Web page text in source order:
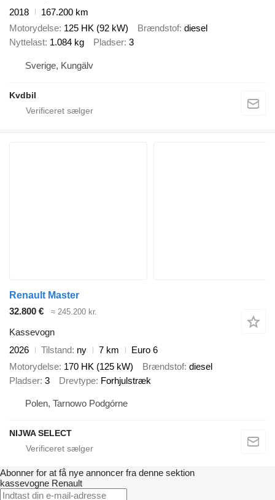
2018
167.200 km
Motorydelse 125 HK (92 kW) Brændstof diesel
Nyttelast 1.084 kg Pladser 3
Sverige, Kungälv
Kvdbil
Renault Master
32.800 €
≈ 245.200 kr.
Kassevogn
2026
Tilstand ny 7 km
Euro 6
Motorydelse 170 HK (125 kW) Brændstof diesel
Pladser 3 Drevtype Forhjulstræk
Polen, Tarnowo Podgórne
NIJWA SELECT
Abonner for at få nye annoncer fra denne sektion
kassevogne Renault